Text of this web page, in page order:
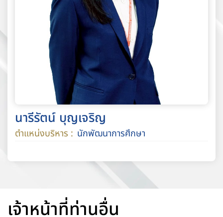
นารีรัตน์ บุญเจริญ
ตำแหน่งบริหาร : นักพัฒนาการศึกษา
เจ้าหน้าที่ท่านอื่น